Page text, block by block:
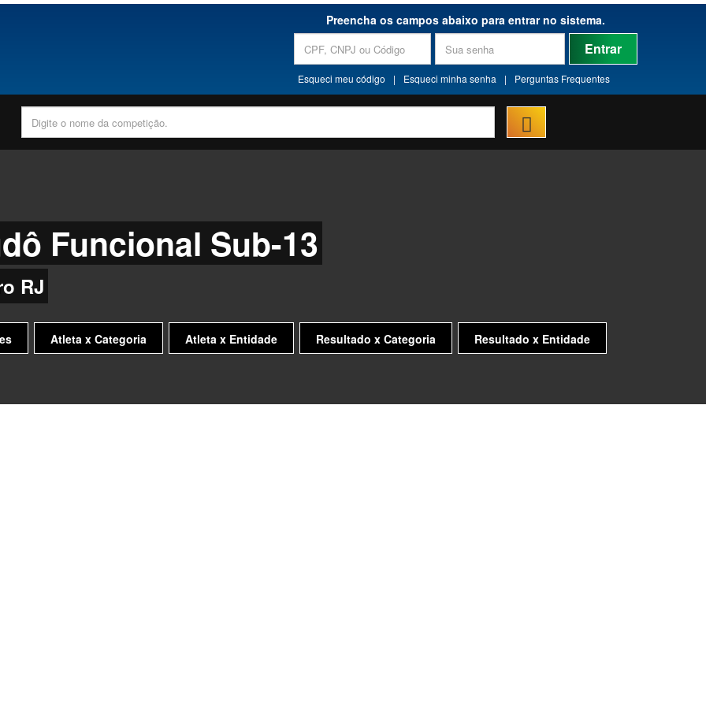
Preencha os campos abaixo para entrar no sistema.
Entrar
Esqueci meu código | Esqueci minha senha | Perguntas Frequentes
Funcional Sub-13
RJ
Atleta x Categoria Atleta x Entidade Resultado x Categoria
Resultado x Entidade